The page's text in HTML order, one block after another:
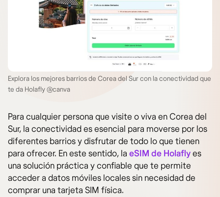
Explora los mejores barrios de Corea del Sur con la conectividad que
te da Holafly @canva
Para cualquier persona que visite o viva en Corea del
Sur, la conectividad es esencial para moverse por los
diferentes barrios y disfrutar de todo lo que tienen
para ofrecer. En este sentido, la eSIM de Holaflyes
una solución práctica y confiable que te permite
acceder a datos móviles locales sin necesidad de
comprar una tarjeta SIM física.